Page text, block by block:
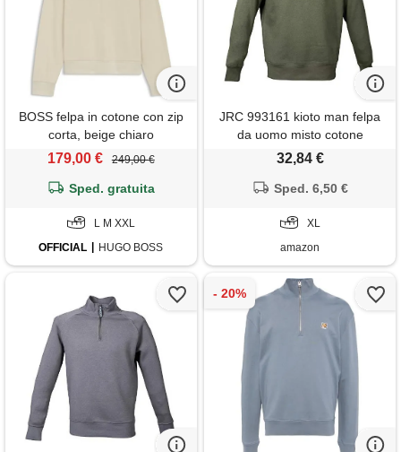
BOSS felpa in cotone con zip
corta, beige chiaro
179,00 € 249,00 €
Sped. gratuita
L M XXL
OFFICIAL
HUGO BOSS
JRC 993161 kioto man felpa
da uomo misto cotone
poliestere collo a lupetto
militare (xl)
32,84 €
Sped. 6,50 €
XL
amazon